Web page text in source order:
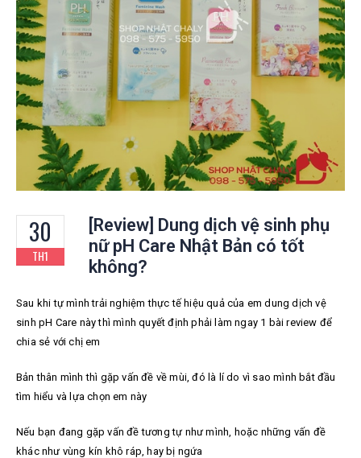
30
TH1
[Review] Dung dịch vệ sinh phụ
nữ pH Care Nhật Bản có tốt
không?
Sau khi tự mình trải nghiệm thực tế hiệu quả của em dung dịch vệ
sinh pH Care này thì mình quyết định phải làm ngay 1 bài review để
chia sẻ với chị em
Bản thân mình thì gặp vấn đề về mùi, đó là lí do vì sao mình bắt đầu
tìm hiểu và lựa chọn em này
Nếu bạn đang gặp vấn đề tương tự như mình, hoặc những vấn đề
khác như vùng kín khô ráp, hay bị ngứa